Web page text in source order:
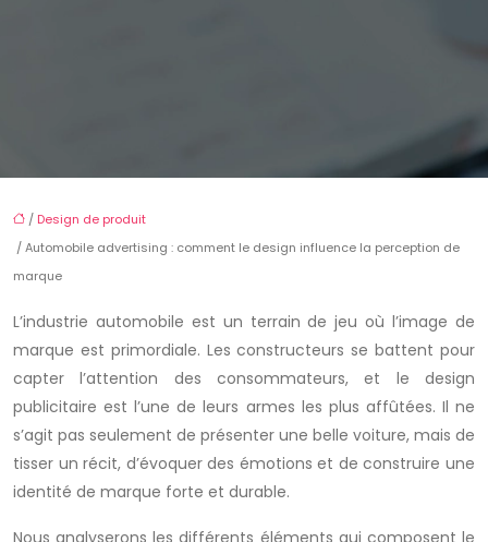
/ Design de produit
/ Automobile advertising : comment le design influence la perception de
marque
L’industrie automobile est un terrain de jeu où l’image de
marque est primordiale. Les constructeurs se battent pour
capter l’attention des consommateurs, et le design
publicitaire est l’une de leurs armes les plus affûtées. Il ne
s’agit pas seulement de présenter une belle voiture, mais de
tisser un récit, d’évoquer des émotions et de construire une
identité de marque forte et durable.
Nous analyserons les différents éléments qui composent le